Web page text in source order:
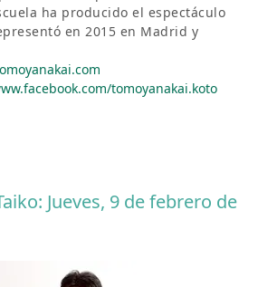
ha producido el espectáculo
en 2015 en Madrid y
tomoyanakai.koto
Jueves, 9 de febrero de